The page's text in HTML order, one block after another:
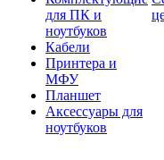
для ПК и
ноутбуков
Кабели
Принтера и
МФУ
Планшет
Аксессуары для
ноутбуков